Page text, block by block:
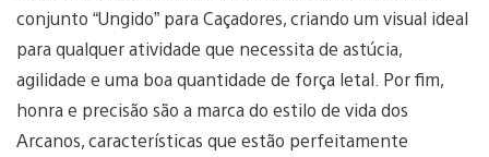
conjunto “Ungido” para Caçadores, criando um visual ideal
para qualquer atividade que necessita de astúcia,
agilidade e uma boa quantidade de força letal. Por fim,
honra e precisão são a marca do estilo de vida dos
Arcanos, características que estão perfeitamente